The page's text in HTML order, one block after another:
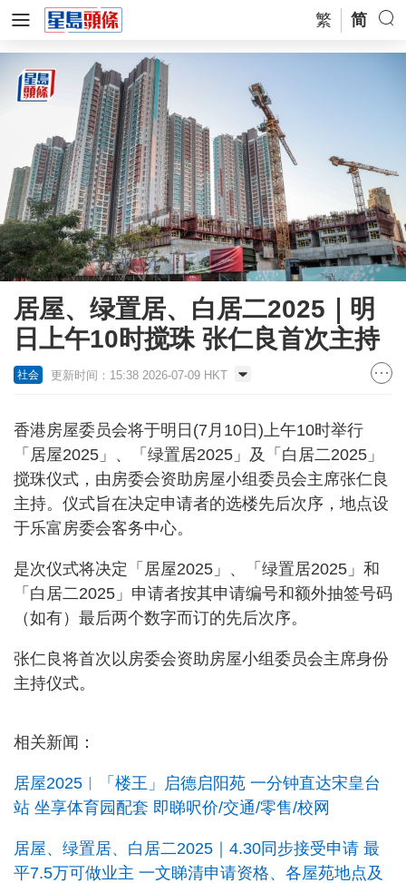
繁 简
居屋、绿置居、白居二2025｜明
日上午10时搅珠 张仁良首次主持
社会 更新时间：15:38 2026-07-09 HKT
香港房屋委员会将于明日(7月10日)上午10时举行
「居屋2025」、「绿置居2025」及「白居二2025」
搅珠仪式，由房委会资助房屋小组委员会主席张仁良
主持。仪式旨在决定申请者的选楼先后次序，地点设
于乐富房委会客务中心。
是次仪式将决定「居屋2025」、「绿置居2025」和
「白居二2025」申请者按其申请编号和额外抽签号码
（如有）最后两个数字而订的先后次序。
张仁良将首次以房委会资助房屋小组委员会主席身份
主持仪式。
相关新闻：
居屋2025︱「楼王」启德启阳苑 一分钟直达宋皇台
站 坐享体育园配套 即睇呎价/交通/零售/校网
居屋、绿置居、白居二2025｜4.30同步接受申请 最
平7.5万可做业主 一文睇清申请资格、各屋苑地点及